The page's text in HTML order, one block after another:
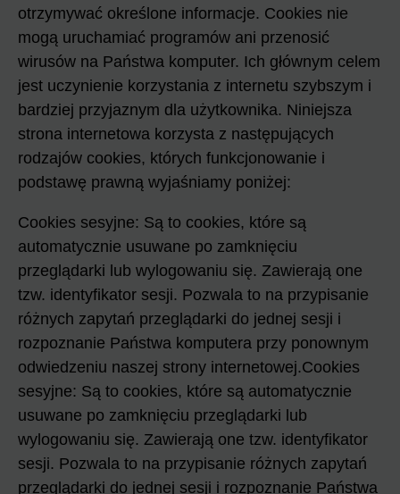
otrzymywać określone informacje. Cookies nie
mogą uruchamiać programów ani przenosić
wirusów na Państwa komputer. Ich głównym celem
jest uczynienie korzystania z internetu szybszym i
bardziej przyjaznym dla użytkownika. Niniejsza
strona internetowa korzysta z następujących
rodzajów cookies, których funkcjonowanie i
podstawę prawną wyjaśniamy poniżej:
Cookies sesyjne: Są to cookies, które są
automatycznie usuwane po zamknięciu
przeglądarki lub wylogowaniu się. Zawierają one
tzw. identyfikator sesji. Pozwala to na przypisanie
różnych zapytań przeglądarki do jednej sesji i
rozpoznanie Państwa komputera przy ponownym
odwiedzeniu naszej strony internetowej.Cookies
sesyjne: Są to cookies, które są automatycznie
usuwane po zamknięciu przeglądarki lub
wylogowaniu się. Zawierają one tzw. identyfikator
sesji. Pozwala to na przypisanie różnych zapytań
przeglądarki do jednej sesji i rozpoznanie Państwa